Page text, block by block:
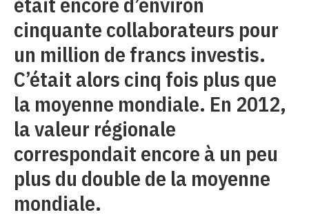
cinquante collaborateurs pour
un million de francs investis.
C’était alors cinq fois plus que
la moyenne mondiale. En 2012,
la valeur régionale
correspondait encore à un peu
plus du double de la moyenne
mondiale.